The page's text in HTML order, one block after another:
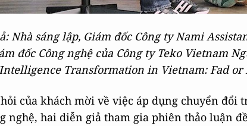
Nhà sáng lập, Giám đốc Công ty Nami
đốc Công nghệ của Công ty Teko Vietnam
Transformation in Vietnam: Fad or
của khách mời về việc áp dụng chuyển đổi
nghệ, hai diễn giả tham gia phiên thảo luận